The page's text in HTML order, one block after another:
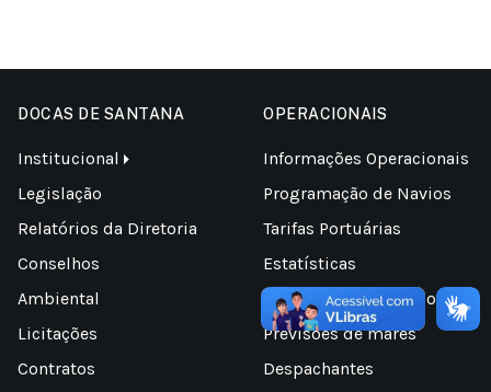
DOCAS DE SANTANA
Institucional
Legislação
Relatórios da Diretoria
Conselhos
Ambiental
Licitações
Contratos
OPERACIONAIS
Informações Operacionais
Programação de Navios
Tarifas Portuárias
Estatísticas
Áreas para uso temporário
Previsões de marés
Despachantes